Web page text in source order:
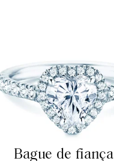
Bague de